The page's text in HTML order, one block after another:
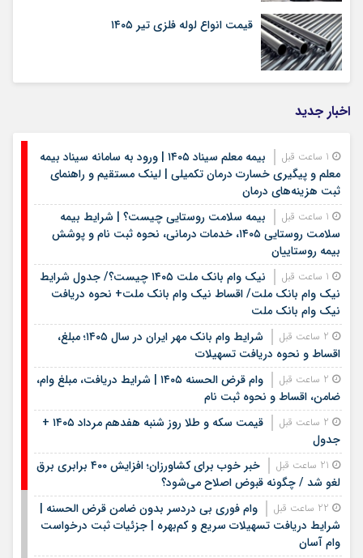
قیمت انواع لوله فلزی تیر ۱۴۰۵
اخبار جدید
بیمه معلم سیناد ۱۴۰۵ | ورود به سامانه سیناد بیمه
معلم و پیگیری خسارت درمان تکمیلی | لینک مستقیم و راهنمای
ثبت هزینه‌های درمان
بیمه سلامت روستایی چیست؟ | شرایط بیمه
سلامت روستایی ۱۴۰۵، خدمات درمانی، نحوه ثبت نام و پوشش
بیمه روستاییان
نیک وام بانک ملت ۱۴۰۵ چیست؟/ جدول شرایط
نیک وام بانک ملت/ اقساط نیک وام بانک ملت+ نحوه دریافت
نیک وام بانک ملت
شرایط وام بانک مهر ایران در سال ۱۴۰۵؛ مبلغ،
اقساط و نحوه دریافت تسهیلات
وام قرض الحسنه ۱۴۰۵ | شرایط دریافت، مبلغ وام،
ضامن، اقساط و نحوه ثبت نام
قیمت سکه و طلا روز شنبه هفدهم مرداد ۱۴۰۵ +
جدول
خبر خوب برای کشاورزان؛ افزایش ۴۰۰ برابری برق
لغو شد / چگونه قبوض اصلاح می‌شود؟
وام فوری بی دردسر بدون ضامن قرض الحسنه |
شرایط دریافت تسهیلات سریع و کم‌بهره | جزئیات ثبت درخواست
وام آسان